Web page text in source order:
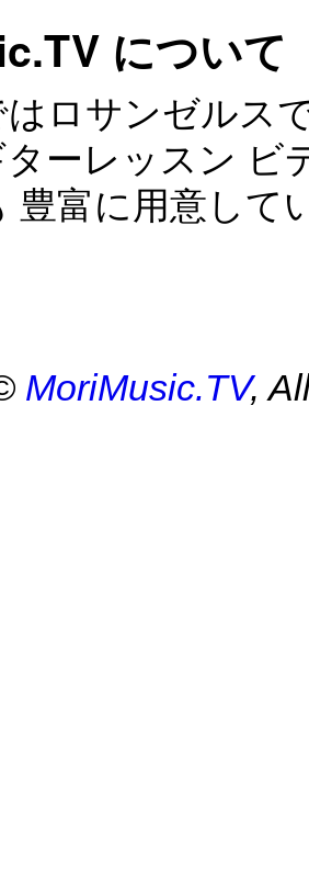
について
ロサンゼルス
ーレッスン ビ
豊富に用意して
MoriMusic.TV,